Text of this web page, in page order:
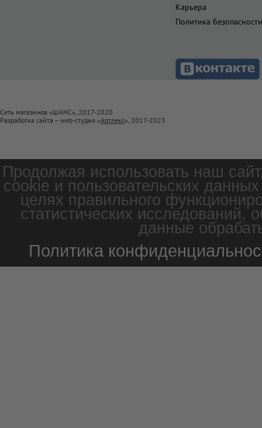
Карьера
Политика безопасности
Сеть магазинов «ШАНС», 2017-2020
Разработка сайта – web-студия «Артлекс», 2017-2023
Продолжая использовать наш
cookie и пользовательских
целях правильного
статистических
данные
Политика